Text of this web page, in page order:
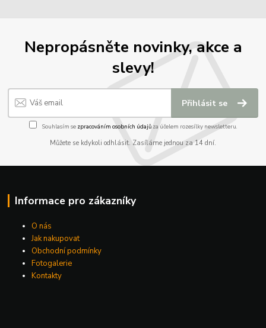
Nepropásněte novinky, akce a
slevy!
Přihlásit se
Souhlasím se zpracováním osobních údajůza účelem rozesílky newsletteru.
Můžete se kdykoli odhlásit. Zasíláme jednou za 14 dní.
Informace pro zákazníky
O nás
Jak nakupovat
Obchodní podmínky
Fotogalerie
Kontakty